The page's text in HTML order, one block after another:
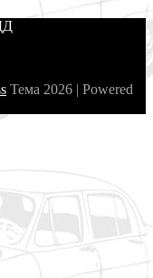
Тема 2026 | Powered